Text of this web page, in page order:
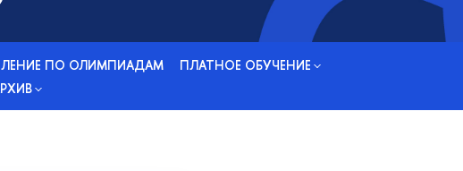
ПО ОЛИМПИАДАМ
ПЛАТНОЕ ОБУЧЕНИЕ